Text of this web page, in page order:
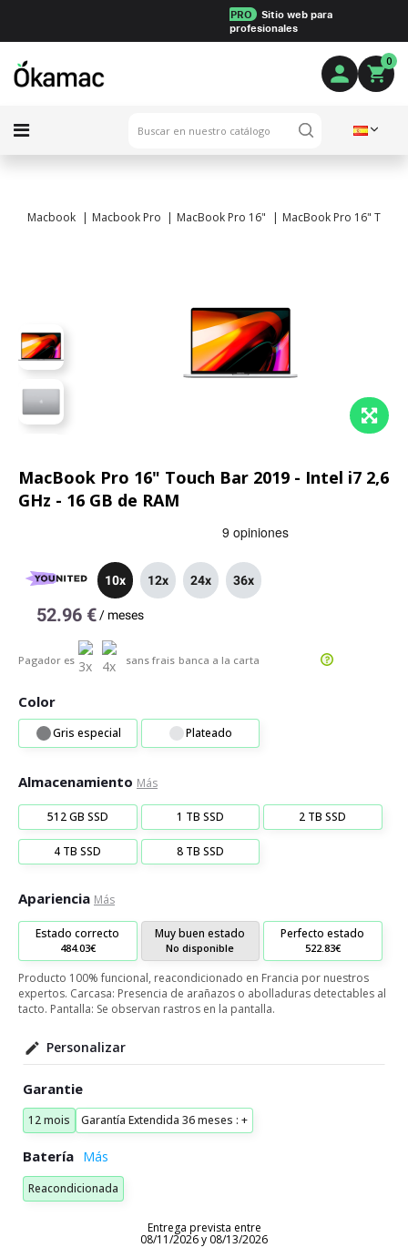
PRO
Sitio web para
profesionales
0
Macbook Macbook Pro MacBook Pro 16" MacBook Pro 16"
MacBook Pro 16" Touch Bar 2019 - Intel i7 2,6
GHz - 16 GB de RAM
10x 12x 24x 36x
52.96 € / meses
Pagador es sans frais banca a la carta
Color
Gris especial Plateado
Almacenamiento Más
512 GB SSD 1 TB SSD 2 TB SSD
4 TB SSD 8 TB SSD
Apariencia Más
Estado correcto
484.03€
Muy buen estado
No disponible
Perfecto estado
522.83€
Producto 100% funcional, reacondicionado en Francia por nuestros
expertos. Carcasa: Presencia de arañazos o abolladuras detectables al
tacto. Pantalla: Se observan rastros en la pantalla.
Personalizar
Garantie
12 mois Garantía Extendida 36 meses : +
Batería
Reacondicionada
Entrega prevista entre
08/11/2026 y 08/13/2026